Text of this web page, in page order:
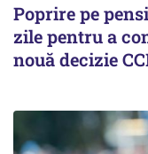
Poprire pe
zile pentru a
nouă decizie